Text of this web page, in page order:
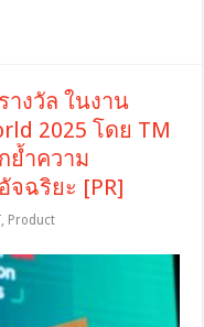
างวัล ในงาน
2025 โดย TM
ย้ำความ
ฉริยะ [PR]
, Product